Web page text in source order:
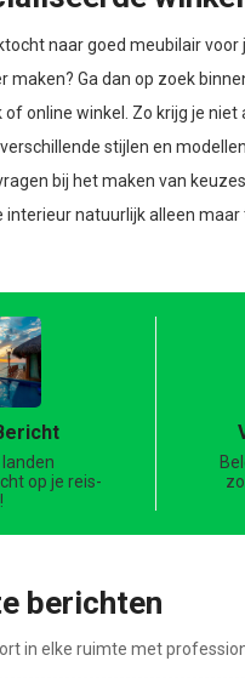
naar goed meubilair voor
maken? Ga dan op zoek
online winkel. Zo krijg je niet
stijlen en
bij het maken van
interieur natuurlijk alleen maar
op je reis-
berichten
in elke ruimte met